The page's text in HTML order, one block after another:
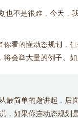
也不是很难，今天，
你看的懂动态规划，
将会举大量的例子。
最简单的题讲起，后
，如果你连动态规划